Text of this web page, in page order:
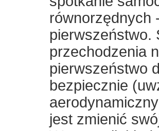
równorzędnych
pierwszeństwo.
przechodzenia
pierwszeństwo
bezpiecznie
jest zmienić